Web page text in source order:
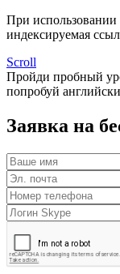
При использовании
индексируемая
Scroll
Пройди пробный
попробуй
Заявка на